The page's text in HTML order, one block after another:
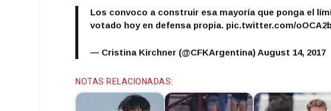
Los convoco a construir esa mayoría que ponga el
votado hoy en defensa propia. pic.twitter.com/
— Cristina Kirchner (@CFKArgentina) August 14, 2017
NOTAS RELACIONADAS: